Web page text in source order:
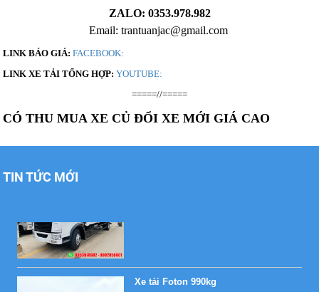
ZALO: 0353.978.982
Email: trantuanjac@gmail.com
LINK BÁO GIÁ: FACEBOOK:
LINK XE TẢI TỔNG HỢP: YOUTUBE:
=====//=====
CÓ THU MUA XE CỦ ĐỔI XE MỚI GIÁ CAO
TIN TỨC MỚI
Xe tải Foton 990kg
Xe tải Foton 990kg